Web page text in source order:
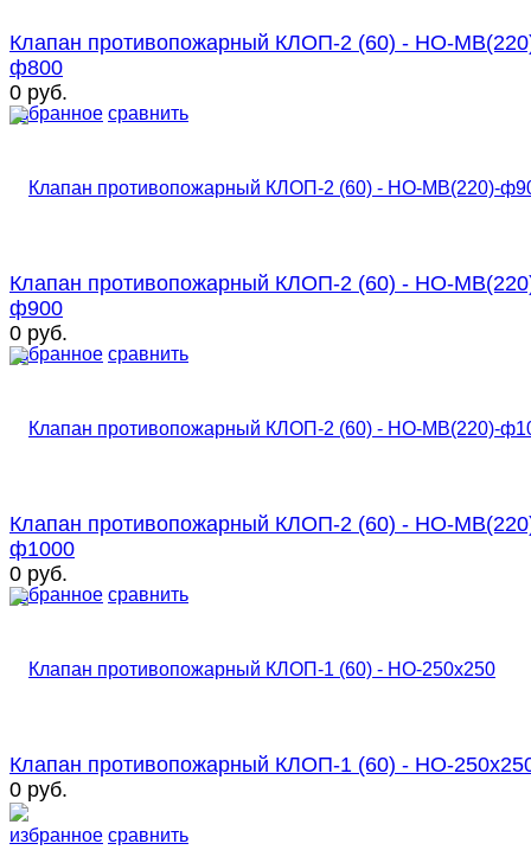
избранное сравнить
Клапан противопожарный КЛОП-2 (60) - НО-
ф800
0 руб.
избранное сравнить
Клапан противопожарный КЛОП-2 (60) - НО-
ф900
0 руб.
избранное сравнить
Клапан противопожарный КЛОП-2 (60) - НО-
ф1000
0 руб.
избранное сравнить
Клапан противопожарный КЛОП-1 (60) - НО-
0 руб.